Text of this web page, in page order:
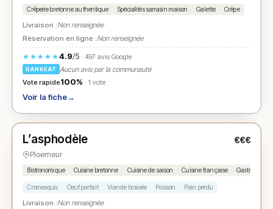
Crêperie bretonne authentique Spécialités sarrasin maison Galette Crêpe
Livraison :Non renseignée
Réservation en ligne :Non renseignée
★★★★★4.9/5· 497 avis Google
RANKEAT
Aucun avis par la communauté
Vote rapide100% · 1 vote
Voir la fiche→
★ N° 3
L’asphodèle €€€
Ploemeur
Bistronomique Cuisine bretonne Cuisine de saison Cuisine française
Cromesquis Oeuf parfait Viande braisée Poisson Pain perdu
Livraison :Non renseignée